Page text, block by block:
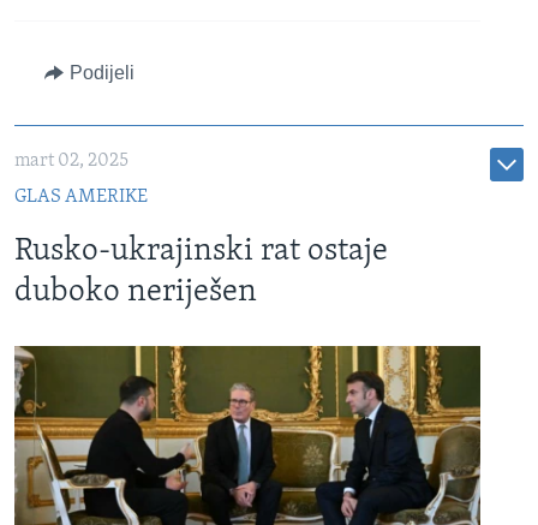
Podijeli
mart 02, 2025
GLAS AMERIKE
Rusko-ukrajinski rat ostaje
duboko neriješen